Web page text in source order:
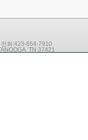
화:423-654-7910
TN 37421